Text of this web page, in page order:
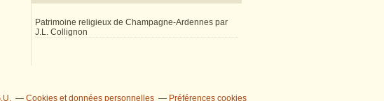
Patrimoine religieux de Champagne-Ardennes par
J.L. Collignon
Cookies et données personnelles Préférences cookies